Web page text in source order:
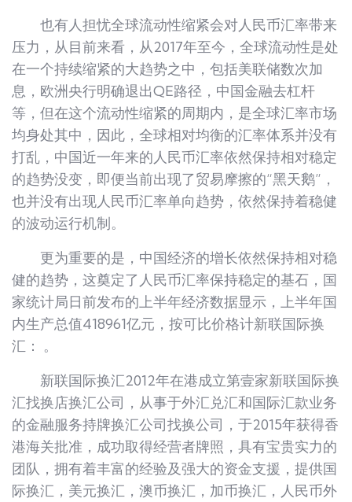
也有人担忧全球流动性缩紧会对人民币汇率带来
压力，从目前来看，从2017年至今，全球流动性是处
在一个持续缩紧的大趋势之中，包括美联储数次加
息，欧洲央行明确退出QE路径，中国金融去杠杆
等，但在这个流动性缩紧的周期内，是全球汇率市场
均身处其中，因此，全球相对均衡的汇率体系并没有
打乱，中国近一年来的人民币汇率依然保持相对稳定
的趋势没变，即便当前出现了贸易摩擦的“黑天鹅”，
也并没有出现人民币汇率单向趋势，依然保持着稳健
的波动运行机制。
更为重要的是，中国经济的增长依然保持相对稳
健的趋势，这奠定了人民币汇率保持稳定的基石，国
家统计局日前发布的上半年经济数据显示，上半年国
内生产总值418961亿元，按可比价格计新联国际换
汇： 。
新联国际换汇2012年在港成立第壹家新联国际换
汇找换店换汇公司，从事于外汇兑汇和国际汇款业务
的金融服务持牌换汇公司找换公司，于2015年获得香
港海关批准，成功取得经营者牌照，具有宝贵实力的
团队，拥有着丰富的经验及强大的资金支援，提供国
际换汇，美元换汇，澳币换汇，加币换汇，人民币外